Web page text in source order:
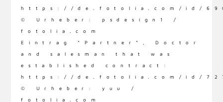
https://de.fotolia.com/id/
© Urheber: psdesign1 /
fotolia.com
Eintrag “Partner”, Doctor
and salesman that was
established contract:
https://de.fotolia.com/id/
© Urheber: yuu /
fotolia.com